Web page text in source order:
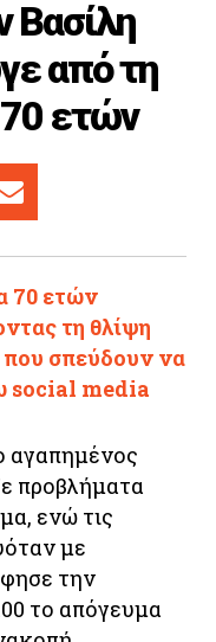
Βασίλη
από τη
ετών
70 ετών
τη θλίψη
σπεύδουν να
social media
αγαπημένος
προβλήματα
ενώ τις
με
την
το απόγευμα